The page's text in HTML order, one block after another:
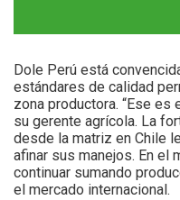
Dole Perú está
estándares de calidad
zona productora. “Ese es
su gerente agrícola. La
desde la matriz en Chile
afinar sus manejos. En el
continuar sumando
el mercado internacional.